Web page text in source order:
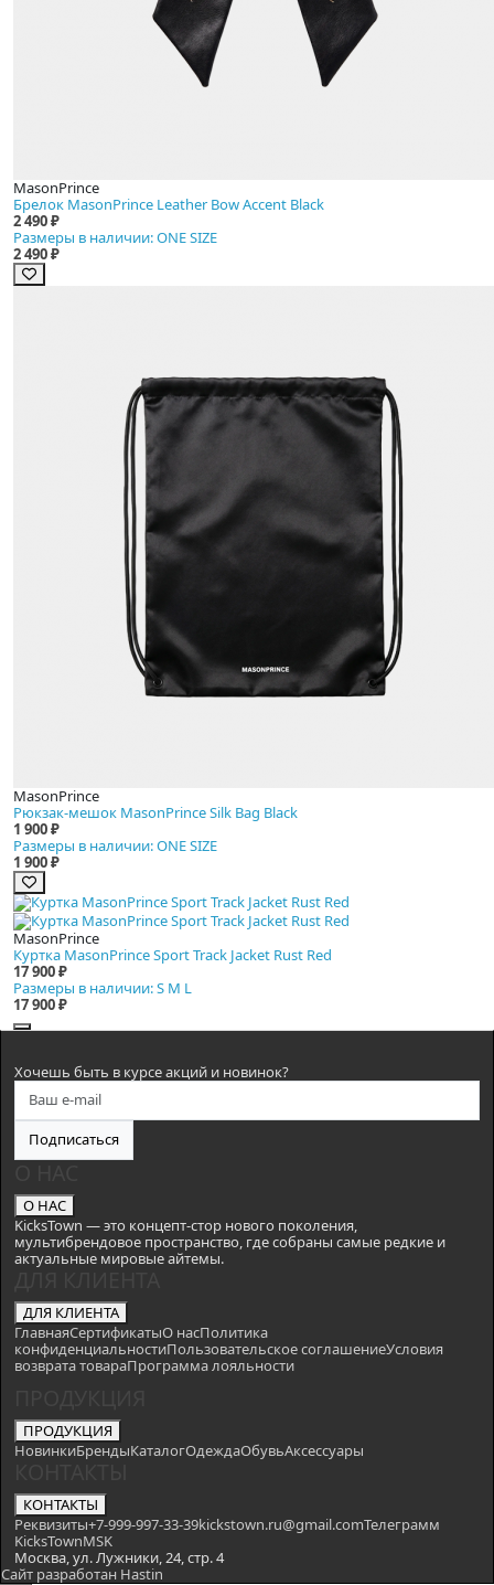
MasonPrince
Брелок MasonPrince Leather Bow Accent Black
2 490 ₽
Размеры в наличии: ONE SIZE
2 490 ₽
MasonPrince
Рюкзак-мешок MasonPrince Silk Bag Black
1 900 ₽
Размеры в наличии: ONE SIZE
1 900 ₽
MasonPrince
Куртка MasonPrince Sport Track Jacket Rust Red
17 900 ₽
Размеры в наличии: S M L
17 900 ₽
Хочешь быть в курсе акций и новинок?
Подписаться
О НАС
KicksTown — это концепт-стор нового поколения,
мультибрендовое пространство, где собраны самые редкие и
актуальные мировые айтемы.
ДЛЯ КЛИЕНТА
ГлавнаяСертификатыО насПолитика
конфиденциальностиПользовательское соглашениеУсловия
возврата товараПрограмма лояльности
ПРОДУКЦИЯ
НовинкиБрендыКаталогОдеждаОбувьАксессуары
КОНТАКТЫ
Реквизиты+7-999-997-33-39kickstown.ru@gmail.comТелеграмм
KicksTownMSK
Москва, ул. Лужники, 24, стр. 4
Сайт разработан Hastin